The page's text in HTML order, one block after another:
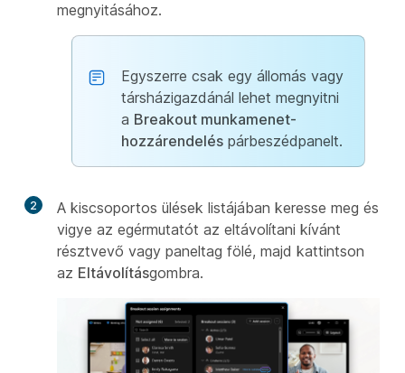
megnyitásához.
Egyszerre csak egy állomás vagy
társházigazdánál lehet megnyitni
a Breakout munkamenet-
hozzárendelés párbeszédpanelt.
2
A kiscsoportos ülések listájában keresse meg és
vigye az egérmutatót az eltávolítani kívánt
résztvevő vagy paneltag fölé, majd kattintson
az Eltávolításgombra.